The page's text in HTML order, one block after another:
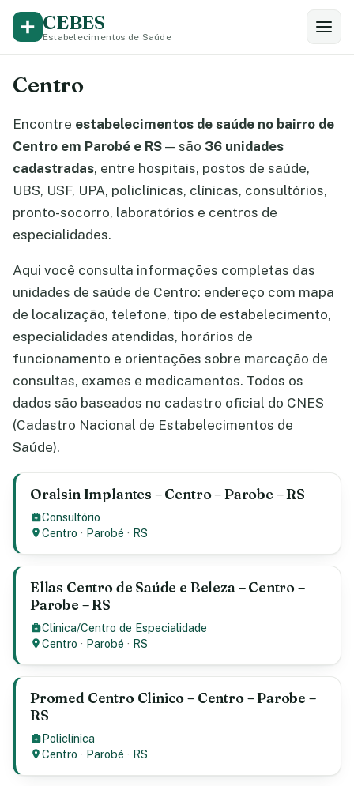
CEBES
Estabelecimentos de Saúde
Centro
Encontre estabelecimentos de saúde no bairro de
Centro em Parobé e RS — são 36 unidades
cadastradas, entre hospitais, postos de saúde,
UBS, USF, UPA, policlínicas, clínicas, consultórios,
pronto-socorro, laboratórios e centros de
especialidades.
Aqui você consulta informações completas das
unidades de saúde de Centro: endereço com mapa
de localização, telefone, tipo de estabelecimento,
especialidades atendidas, horários de
funcionamento e orientações sobre marcação de
consultas, exames e medicamentos. Todos os
dados são baseados no cadastro oficial do CNES
(Cadastro Nacional de Estabelecimentos de
Saúde).
Oralsin Implantes – Centro – Parobe – RS
Consultório
Centro · Parobé · RS
Ellas Centro de Saúde e Beleza – Centro –
Parobe – RS
Clinica/Centro de Especialidade
Centro · Parobé · RS
Promed Centro Clinico – Centro – Parobe –
RS
Policlínica
Centro · Parobé · RS